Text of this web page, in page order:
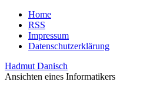
Home
RSS
Impressum
Datenschutzerklärung
Hadmut Danisch
Ansichten eines Informatikers